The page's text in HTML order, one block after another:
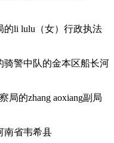
的li lulu（女）行政执法
骑警中队的金本区船长河
局的zhang aoxiang副局
南省韦希县